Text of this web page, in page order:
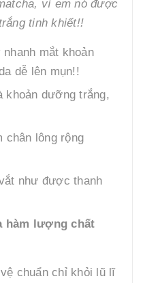
vì em nó được
tinh khiết!!
mắt khoản
dễ lên mụn!!
khoản dưỡng trắng,
chân lông rộng
như được thanh
hàm lượng chất
chuẩn chỉ khỏi lũ lĩ